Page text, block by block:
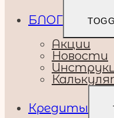
БЛОГ
Акции
Новости
Кредиты